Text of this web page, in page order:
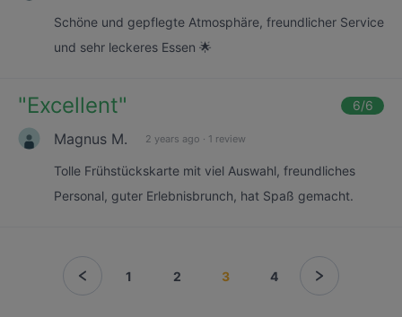
Schöne und gepflegte Atmosphäre, freundlicher Service
und sehr leckeres Essen 🌟
"Excellent" 6/6
Magnus M. 2 years ago · 1 review
Tolle Frühstückskarte mit viel Auswahl, freundliches
Personal, guter Erlebnisbrunch, hat Spaß gemacht.
1 2 3 4